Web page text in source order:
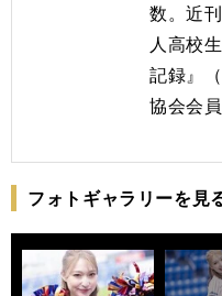
数。近
人高校
記録』
協会会員
フォトギャラリーを見